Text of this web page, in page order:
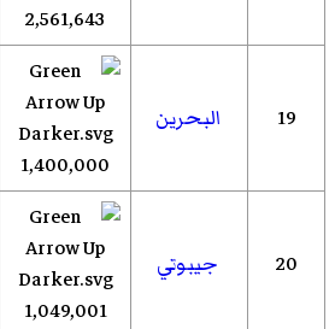
2,561,643
19
البحرين
1,400,000
20
جيبوتي
1,049,001